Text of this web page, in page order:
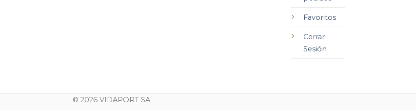
Favoritos
Cerrar
Sesión
© 2026 VIDAPORT SA